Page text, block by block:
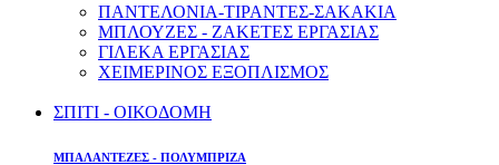
ΠΑΝΤΕΛΟΝΙΑ-ΤΙΡΑΝΤΕΣ-ΣΑΚΑΚΙΑ
ΜΠΛΟΥΖΕΣ - ΖΑΚΕΤΕΣ ΕΡΓΑΣΙΑΣ
ΓΙΛΕΚΑ ΕΡΓΑΣΙΑΣ
ΧΕΙΜΕΡΙΝΟΣ ΕΞΟΠΛΙΣΜΟΣ
ΣΠΙΤΙ - ΟΙΚΟΔΟΜΗ
ΜΠΑΛΑΝΤΕΖΕΣ - ΠΟΛΥΜΠΡΙΖΑ